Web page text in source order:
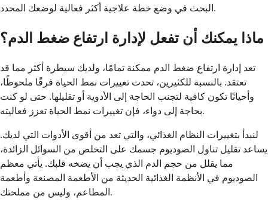
البحث في وضع خطة علاجية أكثر فعالية لوضعك المحدد.
ماذا يمكنك أن تفعل لإدارة ارتفاع ضغط الدم؟
تعد إدارة ارتفاع ضغط الدم ممكنة تمامًا، ولديك سيطرة أكثر مما قد
تعتقد. بالنسبة للكثيرين، تحدث تغييرات نمط الحياة فرقًا ملحوظًا،
وأحيانًا تكون كافية لتجنب الحاجة إلى الأدوية أو تقليلها. حتى لو كنت
بحاجة إلى دواء، فإن تغييرات نمط الحياة تعزز فعاليته.
لنبدأ بتغييرات النظام الغذائي، والتي تعد من أقوى الأدوات التي لديك.
يساعد تقليل تناول الصوديوم جسمك على التخلص من السوائل الزائدة،
مما يقلل من حجم الدم الذي يجب أن يضخه قلبك. يأتي معظم
الصوديوم في الأنظمة الغذائية الحديثة من الأطعمة المصنعة وأطعمة
المطاعم، وليس من مملحتك.